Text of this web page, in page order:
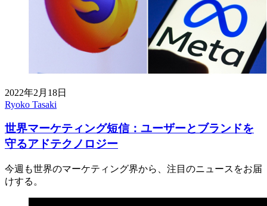
2022年2月18日
Ryoko Tasaki
世界マーケティング短信：ユーザーとブランドを
守るアドテクノロジー
今週も世界のマーケティング界から、注目のニュースをお届
けする。